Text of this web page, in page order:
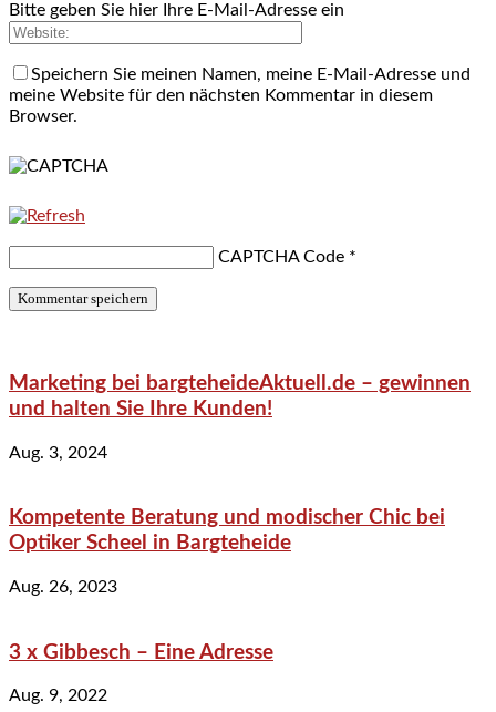
Bitte geben Sie hier Ihre E-Mail-Adresse ein
Speichern Sie meinen Namen, meine E-Mail-Adresse und
meine Website für den nächsten Kommentar in diesem
Browser.
CAPTCHA Code *
Marketing bei bargteheideAktuell.de – gewinnen
und halten Sie Ihre Kunden!
Aug. 3, 2024
Kompetente Beratung und modischer Chic bei
Optiker Scheel in Bargteheide
Aug. 26, 2023
3 x Gibbesch – Eine Adresse
Aug. 9, 2022